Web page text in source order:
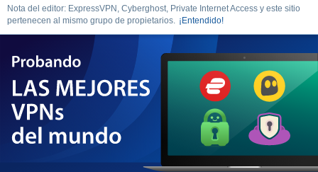
Nota del editor: ExpressVPN, Cyberghost, Private Internet Access y este sitio
pertenecen al mismo grupo de propietarios. ¡Entendido!